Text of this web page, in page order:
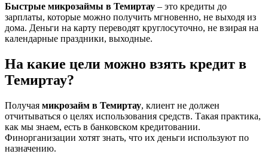
Быстрые микрозаймы в Темиртау – это кредиты до
зарплаты, которые можно получить мгновенно, не выходя из
дома. Деньги на карту переводят круглосуточно, не взирая на
календарные праздники, выходные.
На какие цели можно взять кредит в
Темиртау?
Получая микрозайм в Темиртау, клиент не должен
отчитываться о целях использования средств. Такая практика,
как мы знаем, есть в банковском кредитовании.
Финорганизации хотят знать, что их деньги используют по
назначению.